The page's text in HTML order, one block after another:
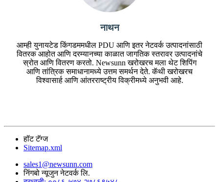
नाथन
आम्ही युनायटेड किंगडममधील PDU आणि इतर नेटवर्क उत्पादनांसाठी
वितरक आहोत आणि दरम्यानच्या काळात जागतिक स्तरावर उत्पादनांचे
स्रोत आणि वितरण करतो. Newsunn खरोखरच मला थेट शिपिंग
आणि तांत्रिक समाधानामध्ये उत्तम समर्थन देते. कॅथी खरोखरच
विश्वासार्ह आणि आंतरराष्ट्रीय विक्रीमध्ये अनुभवी आहे.
हॉट टॅग्ज
Sitemap.xml
sales1@newsunn.com
निंगबो न्यूजुन नेटवर्क लि.